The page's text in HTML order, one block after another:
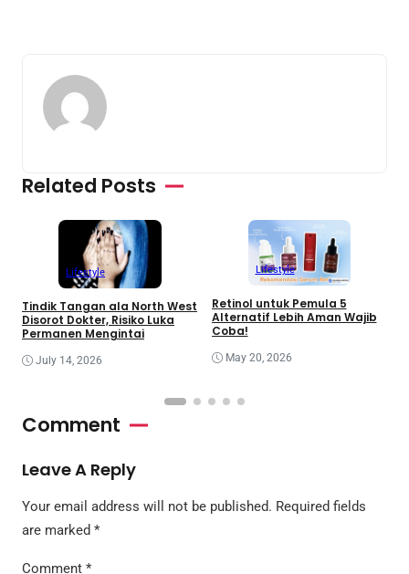
Related Posts
Lifestyle
Tindik Tangan ala North West
Disorot Dokter, Risiko Luka
Permanen Mengintai
July 14, 2026
Lifestyle
Retinol untuk Pemula 5
Alternatif Lebih Aman Wajib
Coba!
May 20, 2026
Comment
Leave A Reply
Your email address will not be published. Required fields
are marked *
Comment *